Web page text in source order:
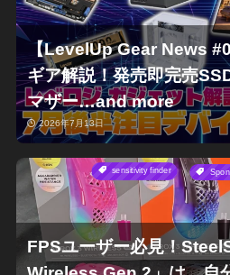
【LevelUp Gear News
ギア解説！発売即完売
マザー…and more
2026年7月13日
sensitivity finder
FPSユーザー必見！